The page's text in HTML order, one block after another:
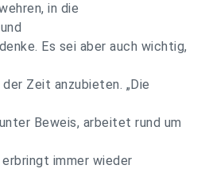
in die
Es sei aber auch wichtig,
Zeit anzubieten. „Die
Beweis, arbeitet rund um
immer wieder